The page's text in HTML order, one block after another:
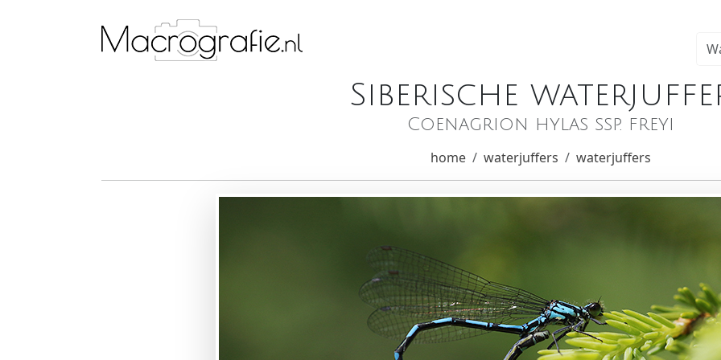
Siberische
Coenagrion hylas ssp. freyi
home waterjuffers waterjuffers